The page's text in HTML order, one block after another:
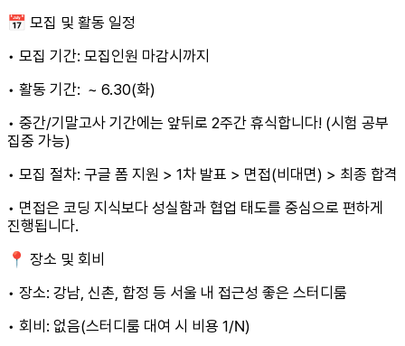
📅 모집 및 활동 일정
• 모집 기간: 모집인원 마감시까지
• 활동 기간: ~ 6.30(화)
• 중간/기말고사 기간에는 앞뒤로 2주간 휴식합니다! (시험 공부
집중 가능)
• 모집 절차: 구글 폼 지원 > 1차 발표 > 면접(비대면) > 최종 합격
• 면접은 코딩 지식보다 성실함과 협업 태도를 중심으로 편하게
진행됩니다.
📍 장소 및 회비
• 장소: 강남, 신촌, 합정 등 서울 내 접근성 좋은 스터디룸
• 회비: 없음(스터디룸 대여 시 비용 1/N)